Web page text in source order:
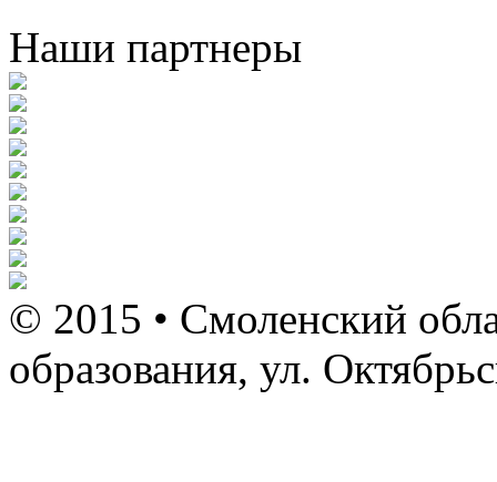
Наши партнеры
© 2015 • Смоленский
образования, ул.